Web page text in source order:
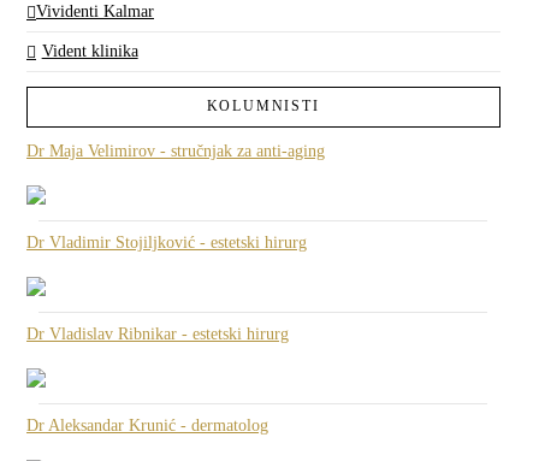
Vividenti Kalmar
Vident klinika
KOLUMNISTI
Dr Maja Velimirov - stručnjak za anti-aging
Dr Vladimir Stojiljković - estetski hirurg
Dr Vladislav Ribnikar - estetski hirurg
Dr Aleksandar Krunić - dermatolog